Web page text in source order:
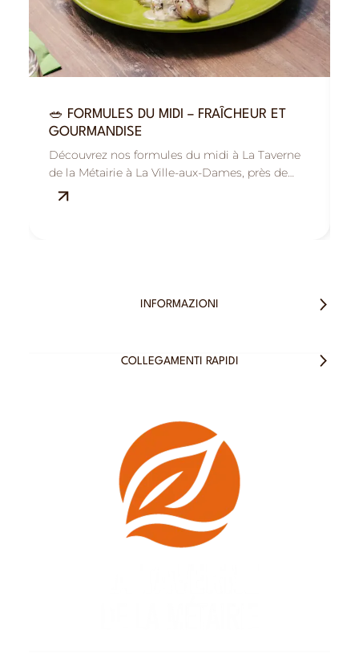
🥗 FORMULES DU MIDI – FRAÎCHEUR ET
GOURMANDISE
Découvrez nos formules du midi à La Taverne
de la Métairie à La Ville-aux-Dames, près de
Tours : savoureuses, fraîches et équilibrées.
INFORMAZIONI
COLLEGAMENTI RAPIDI